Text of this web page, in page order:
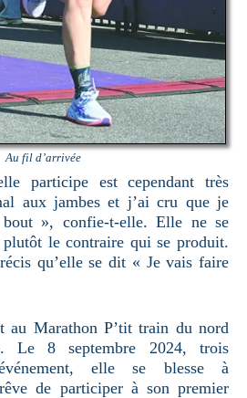
Au fil d’arrivée
participe est cependant très
aux jambes et j’ai cru que je
bout », confie-t-elle. Elle ne se
plutôt le contraire qui se produit.
qu’elle se dit « Je vais faire
au Marathon P’tit train du nord
Le 8 septembre 2024, trois
elle se blesse à
de participer à son premier